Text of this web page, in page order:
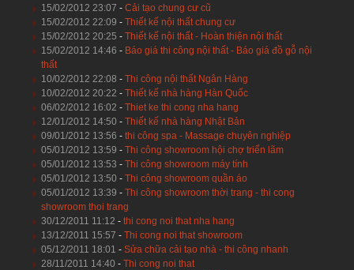
15/02/2012 23:07 - Cải tạo chung cư cũ
15/02/2012 22:09 - Thiết kế nội thất chung cư
15/02/2012 20:25 - Thiết kế nội thất - Hoàn thiện nội thất
15/02/2012 14:46 - Báo giá thi công nội thất - Báo giá đồ gỗ nội
thất
10/02/2012 22:08 - Thi công nội thất Ngân Hàng
10/02/2012 20:22 - Thiết kế nhà hàng Hàn Quốc
06/02/2012 16:02 - Thiet ke thi cong nha hang
12/01/2012 14:50 - Thiết kế nhà hàng Nhật Bản
09/01/2012 13:56 - thi công spa - Massage chuyên nghiệp
05/01/2012 13:59 - Thi công showroom hội chợ triển lãm
05/01/2012 13:53 - Thi công showroom máy tính
05/01/2012 13:50 - Thi công showroom quần áo
05/01/2012 13:39 - Thi công showroom thời trang - thi cong
showroom thoi trang
30/12/2011 11:12 - thi cong noi that nha hang
13/12/2011 15:57 - Thi cong noi that showroom
05/12/2011 18:01 - Sửa chữa cải tạo nhà - thi công nhanh
28/11/2011 14:40 - Thi cong noi that